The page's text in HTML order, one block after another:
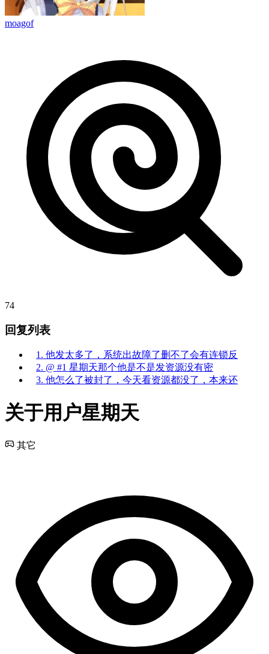
moagof
74
回复列表
1. 他发太多了，系统出故障了删不了会有连锁反
2. @ #1 星期天那个他是不是发资源没有密
3. 他怎么了被封了，今天看资源都没了，本来还
关于用户星期天
其它